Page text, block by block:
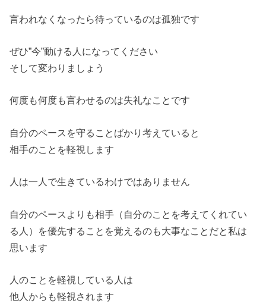
言われなくなったら待っているのは孤独です
ぜひ”今”動ける人になってください
そして変わりましょう
何度も何度も言わせるのは失礼なことです
自分のペースを守ることばかり考えていると
相手のことを軽視します
人は一人で生きているわけではありません
自分のペースよりも相手（自分のことを考えてくれてい
る人）を優先することを覚えるのも大事なことだと私は
思います
人のことを軽視している人は
他人からも軽視されます